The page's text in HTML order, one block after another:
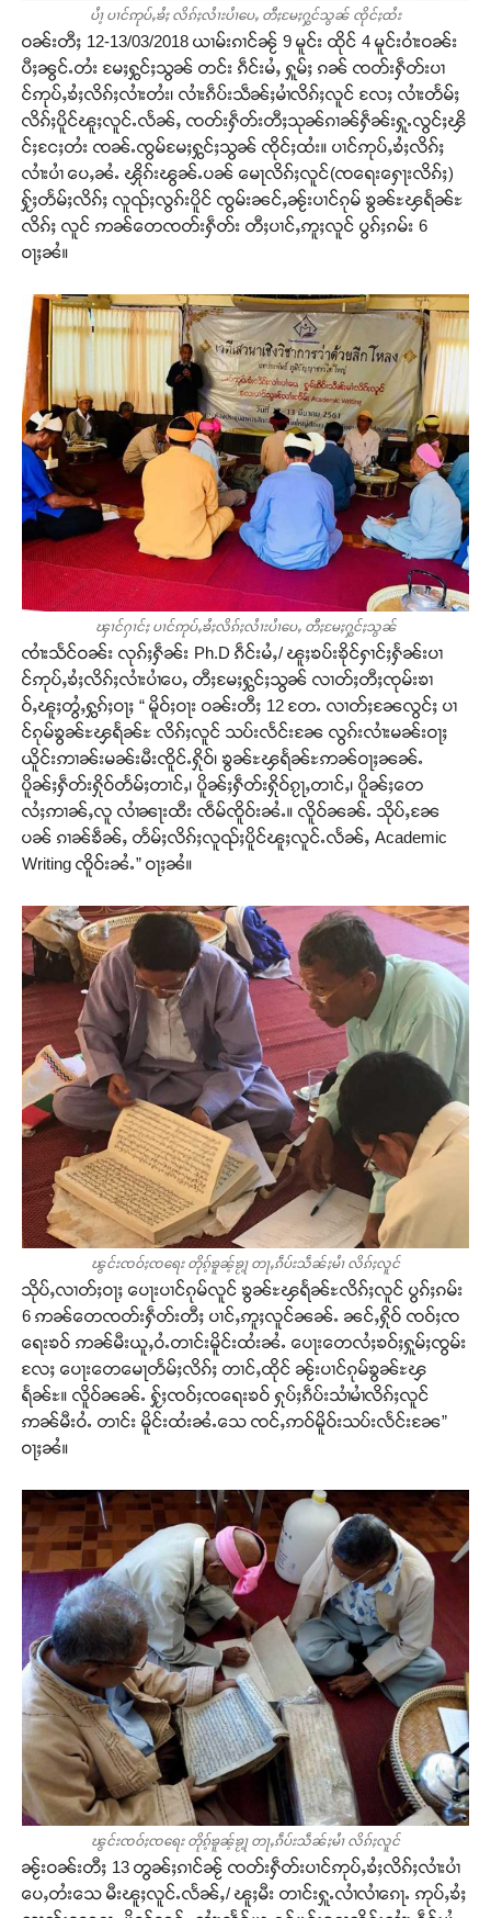
ပႆၢ့ ပၢင်ဢုပ်ႇၶႆႈ လိၵ်ႈလႆၢးပႆၢပေႇ တီႈမႄႈႁွင်သွၼ် ၸိုင်ႈထႆး
ဝၼ်းတီႈ 12-13/03/2018 ယၢမ်းၵၢင်ၼႂ် 9 မူင်း ထိုင် 4 မူင်းဝၢႆးဝၼ်း
ပီႈၼွင်ႉတႆး မႄႈႁွင်ႈသွၼ် တင်း ၵဵင်းမႆႇ ႁူမ်ႈ ၵၼ် ၸတ်းႁဵတ်းပၢ
င်ဢုပ်ႇၶႆႈလိၵ်ႈလၢႆးတႆး၊ လၢႆးၵဵပ်းသဵၼ်ႈမၢႆလိၵ်ႈလူင် လႄႈ လၢႆးတႅမ်ႈ
လိၵ်ႈပိူင်ၽူႈလူင်ႉလႅၼ်ႇ ၸတ်းႁဵတ်းတီႈသုၼ်ၵၢၼ်ႁဵၼ်းႁူႉလွင်ႈၾိ
င်ႈငႄႈတႆး ၸၼ်ႉၸွမ်မႄႈႁွင်ႈသွၼ် ၸိုင်ႈထႆး။ ပၢင်ဢုပ်ႇၶႆႈလိၵ်ႈ
လၢႆးပၢႆ ပေႇၼႆႉ ၾိုၵ်းၽွၼ်ႉပၼ် မေႃလိၵ်ႈလူင်(ၸရေးႁေႃးလိၵ်ႈ)
ႁႂ်ႈတႅမ်ႈလိၵ်ႈ လူၺ်ႈလွၵ်းပိူင် ၸွမ်းၼင်ႇၼႂ်းပၢင်ၵုမ် ၶွၼ်ႊၾရႅၼ်ႊ
လိၵ်ႈ လူင် ဢၼ်တေၸတ်းႁဵတ်း တီႈပၢင်ႇဢူႈလူင် ပွၵ်ႈၵမ်း 6
ဝႃႈၼႆ။
ၾၢင်ႁၢင်ႈ ပၢင်ဢုပ်ႇၶႆႈလိၵ်ႈလႆၢးပႆၢပေႇ တီႈမႄႈႁွင်ႈသွၼ်
ၸၢႆးသႅင်ဝၼ်း လုၵ်ႈႁဵၼ်း Ph.D ၵဵင်းမႆႇ/ ၽူႈၶပ်းၶိုင်ႁၢင်ႈႁႅၼ်းပၢ
င်ဢုပ်ႇၶႆႈလိၵ်ႈလၢႆးပၢႆပေႇ တီႈမႄႈႁွင်ႈသွၼ် လၢတ်ႈတီႈၸုမ်းၶၢ
ဝ်ႇၽူႈတွႆႇႁွၵ်ႈဝႃႈ “ မိူဝ်ႈဝႃး ဝၼ်းတီႈ 12 တႄႉ လၢတ်ႈၼႄလွင်ႈ ပၢ
င်ၵုမ်ၶွၼ်ႊၾရႅၼ်ႊ လိၵ်ႈလူင် သပ်းလႅင်းၼႄ လွၵ်းလၢႆးမၼ်းဝႃႈ
ယိူင်းဢၢၼ်းမၼ်းမီးၸိူင်ႉႁိုဝ်၊ ၶွၼ်ႊၾရႅၼ်ႊဢၼ်ဝႃႈၼၼ်ႉ
ပိူၼ်ႈႁဵတ်းႁိုဝ်တႅမ်ႈတၢင်ႇ၊ ပိူၼ်ႈႁဵတ်းႁိုဝ်ၵႂႃႇတၢင်ႇ၊ ပိူၼ်ႈတေ
လႆႈဢၢၼ်ႇလူ လၢႆၼႃးထီး ၸဵမ်ၸိူဝ်းၼႆႉ။ လိူဝ်ၼၼ်ႉ သိုပ်ႇၼႄ
ပၼ် ၵၢၼ်ၶဵၼ်ႇ တႅမ်ႈလိၵ်ႈလူၺ်ႈပိူင်ၽူႈလူင်ႉလႅၼ်ႇ Academic
Writing ၸိူဝ်းၼႆႉ” ဝႃႈၼႆ။
ၽွင်းၸဝ်ႈၸရေး တိုၵ့်ၶူၼ့်ၶႂႃ့ တႃႇၵဵပ်းသဵၼ်ႈမႆၢ လိၵ်ႈလူင်
သိုပ်ႇလၢတ်ႈဝႃႈ ပေႃးပၢင်ၵုမ်လူင် ၶွၼ်ႊၾရႅၼ်ႊလိၵ်ႈလူင် ပွၵ်ႈၵမ်း
6 ဢၼ်တေၸတ်းႁဵတ်းတီႈ ပၢင်ႇဢူႈလူင်ၼၼ်ႉ ၼင်ႇႁိုဝ် ၸဝ်ႈၸ
ရေးၶဝ် ဢၼ်မီးယူႇဝႆႉတၢင်းမိူင်းထႆးၼႆႉ ပေႃးတေလႆႈၶဝ်ႈႁူမ်ႈၸွမ်း
လႄႈ ပေႃးတေမေႃတႅမ်ႈလိၵ်ႈ တၢင်ႇထိုင် ၼႂ်းပၢင်ၵုမ်ၶွၼ်ႊၾ
ရႅၼ်ႊ။ လိူဝ်ၼၼ်ႉ ႁႂ်ႈၸဝ်ႈၸရေးၶဝ် ႁုပ်ႈၵဵပ်းသၢႆမၢႆလိၵ်ႈလူင်
ဢၼ်မီးဝႆႉ တၢင်း မိူင်းထႆးၼႆႉသေ ၸင်ႇဢဝ်မိူဝ်းသပ်းလႅင်းၼႄ”
ဝႃႈၼႆ။
ၽွင်းၸဝ်ႈၸရေး တိုၵ့်ၶူၼ့်ၶႂႃ့ တႃႇၵဵပ်းသဵၼ်ႈမႆၢ လိၵ်ႈလူင်
ၼႂ်းဝၼ်းတီႈ 13 တွၼ်ႈၵၢင်ၼႂ် ၸတ်းႁဵတ်းပၢင်ဢုပ်ႇၶႆႈလိၵ်ႈလၢႆးပၢႆ
ပေႇတႆးသေ မီးၽူႈလူင်ႉလႅၼ်ႇ/ ၽူႈမီး တၢင်းႁူႉလၢႆလၢႆၵေႃႉ ဢုပ်ႇၶႆႈ